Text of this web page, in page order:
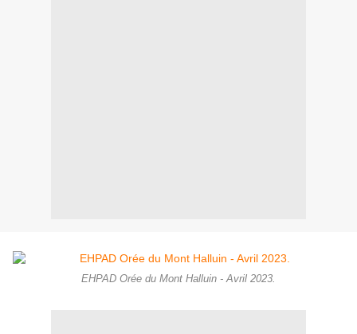
EHPAD Orée du Mont Halluin - Avril 2023.